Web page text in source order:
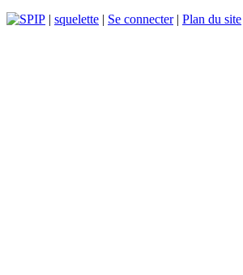
| squelette | Se connecter| Plan du site